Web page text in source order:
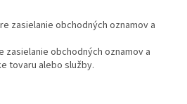
zasielanie obchodných oznamov a
zasielanie obchodných oznamov a
tovaru alebo služby.